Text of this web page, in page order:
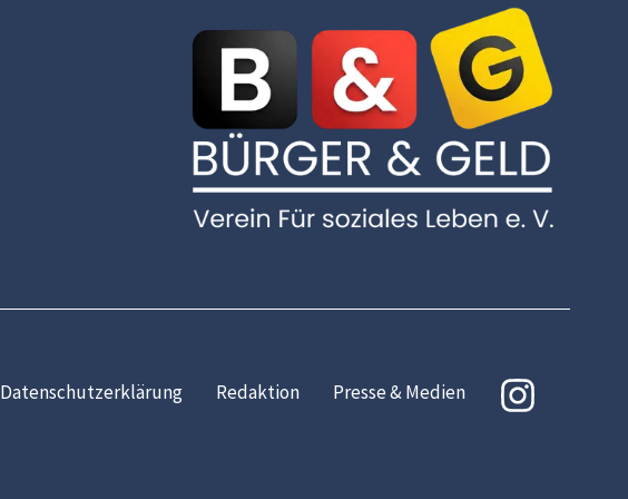
Datenschutzerklärung Redaktion Presse & Medien